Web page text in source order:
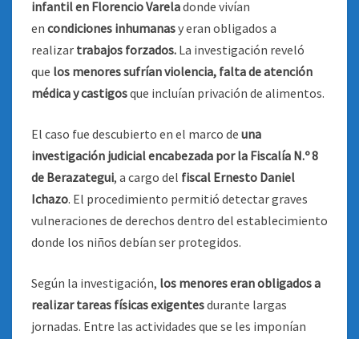
infantil en Florencio Vareladonde vivían
en condiciones inhumanasy eran obligados a
realizar trabajos forzados. La investigación reveló
que los menores sufrían violencia, falta de atención
médica y castigosque incluían privación de alimentos.
El caso fue descubierto en el marco de una
investigación judicial encabezada por la Fiscalía N.º 8
de Berazategui, a cargo del fiscal Ernesto Daniel
Ichazo. El procedimiento permitió detectar graves
vulneraciones de derechos dentro del establecimiento
donde los niños debían ser protegidos.
Según la investigación, los menores eran obligados a
realizar tareas físicas exigentesdurante largas
jornadas. Entre las actividades que se les imponían